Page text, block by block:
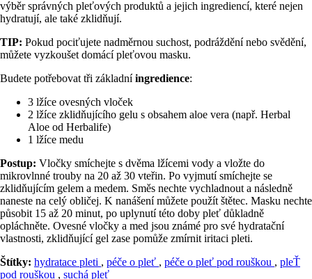
výběr správných pleťových produktů a jejich ingrediencí, které nejen
hydratují, ale také zklidňují.
TIP: Pokud pociťujete nadměrnou suchost, podráždění nebo svědění,
můžete vyzkoušet domácí pleťovou masku.
Budete potřebovat tři základníingredience:
3 lžíce ovesných vloček
2 lžíce zklidňujícího gelu s obsahem aloe vera (např. Herbal
Aloe od Herbalife)
1 lžíce medu
Postup: Vločky smíchejte s dvěma lžícemi vody a vložte do
mikrovlnné trouby na 20 až 30 vteřin. Po vyjmutí smíchejte se
zklidňujícím gelem a medem. Směs nechte vychladnout a následně
naneste na celý obličej. K nanášení můžete použít štětec. Masku nechte
působit 15 až 20 minut, po uplynutí této doby pleť důkladně
opláchněte. Ovesné vločky a med jsou známé pro své hydratační
vlastnosti, zklidňující gel zase pomůže zmírnit iritaci pleti.
Štítky: hydratace pleti , péče o pleť , péče o pleť pod rouškou , pleŤ
pod rouškou , suchá pleť